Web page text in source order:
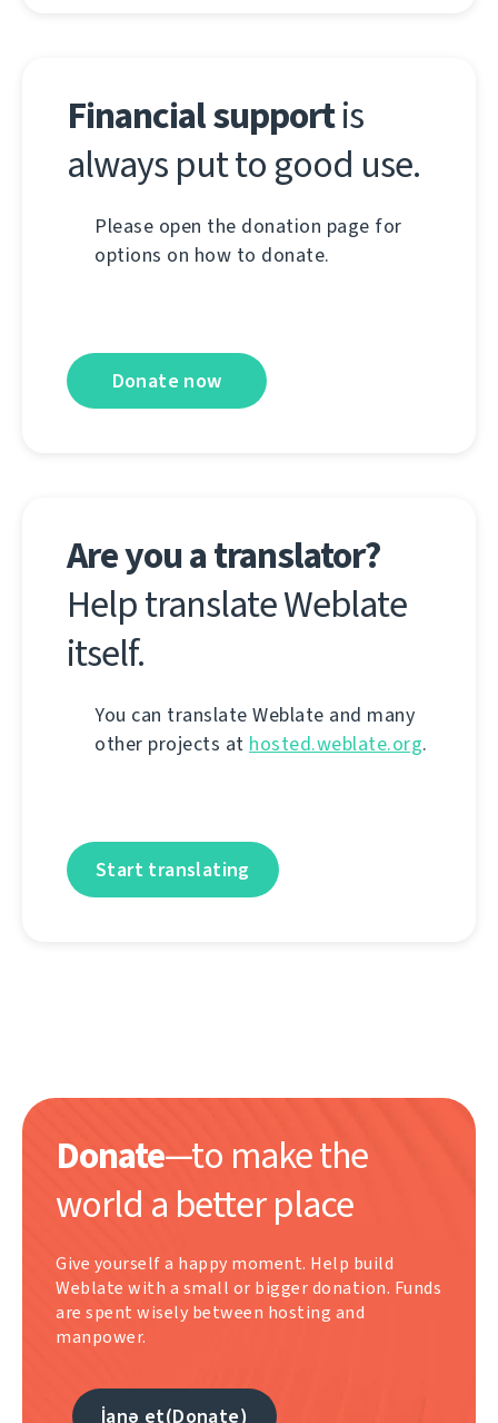
Financial supportis
always put to good use.
Please open the donation page for
options on how to donate.
Donate now
Are you a translator?
Help translate Weblate
itself.
You can translate Weblate and many
other projects at hosted.weblate.org.
Start translating
Donate—to make the
world a better place
Give yourself a happy moment. Help build
Weblate with a small or bigger donation. Funds
are spent wisely between hosting and
manpower.
İanə et(Donate)